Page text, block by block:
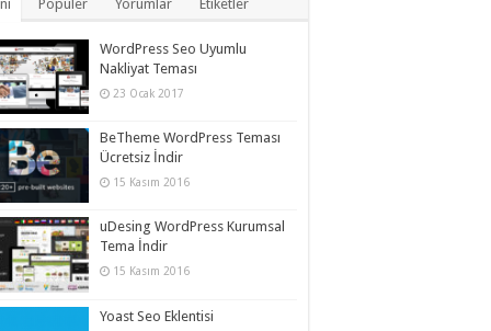
Popüler Yorumlar Etiketler
WordPress Seo Uyumlu
Nakliyat Teması
23 Ocak 2017
BeTheme WordPress Teması
Ücretsiz İndir
15 Kasım 2016
uDesing WordPress Kurumsal
Tema İndir
15 Kasım 2016
Yoast Seo Eklentisi